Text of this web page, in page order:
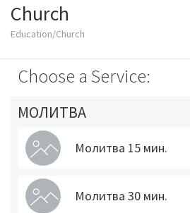
Church
Education/Church
Choose a Service:
МОЛИТВА
Молитва 15 мин.
Молитва 30 мин.